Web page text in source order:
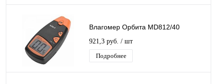
Влагомер Орбита MD812/40
921,3 руб. / шт
Подробнее